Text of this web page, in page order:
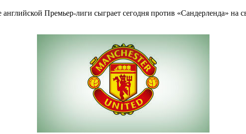
Премьер-лиги сыграет сегодня против «Сандерленда» на